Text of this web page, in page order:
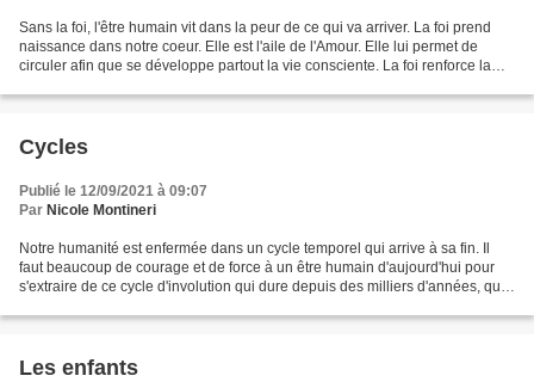
Sans la foi, l'être humain vit dans la peur de ce qui va arriver. La foi prend
naissance dans notre coeur. Elle est l'aile de l'Amour. Elle lui permet de
circuler afin que se développe partout la vie consciente. La foi renforce la
Cycles
Publié le 12/09/2021 à 09:07
Par Nicole Montineri
Notre humanité est enfermée dans un cycle temporel qui arrive à sa fin. Il
faut beaucoup de courage et de force à un être humain d'aujourd'hui pour
s'extraire de ce cycle d'involution qui dure depuis des milliers d'années, qui
Les enfants